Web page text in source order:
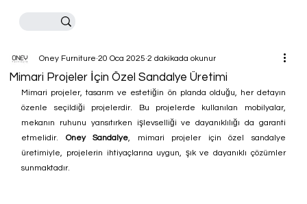
Mimari Projeler İçin Özel Sandalye Üretimi
Oney Furniture 20 Oca 2025 2 dakikada okunur
Mimari projeler, tasarım ve estetiğin ön planda olduğu, her detayın
özenle seçildiği projelerdir. Bu projelerde kullanılan mobilyalar,
mekanın ruhunu yansıtırken işlevselliği ve dayanıklılığı da garanti
etmelidir. Oney Sandalye, mimari projeler için özel sandalye
üretimiyle, projelerin ihtiyaçlarına uygun, şık ve dayanıklı çözümler
sunmaktadır.